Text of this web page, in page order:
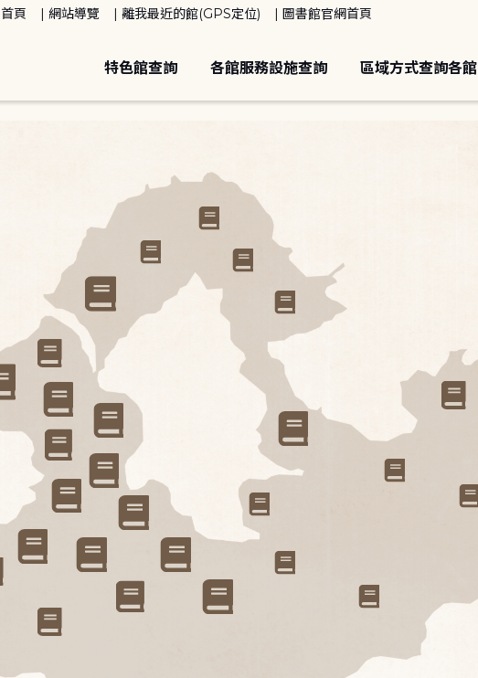
頁 網站導覽 離我最近的館(GPS定位) 圖書館官網首頁
特色館查詢 各館服務設施查詢 區域方式查詢各館